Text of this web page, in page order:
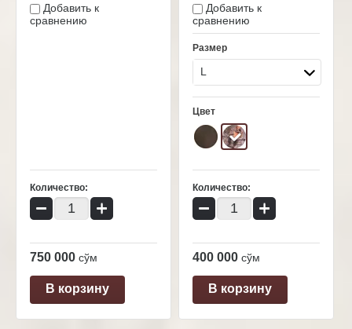
Добавить к
сравнению
Количество:
− +
750 000 сўм
В корзину
Добавить к
сравнению
Размер
L
Цвет
Количество:
− +
400 000 сўм
В корзину